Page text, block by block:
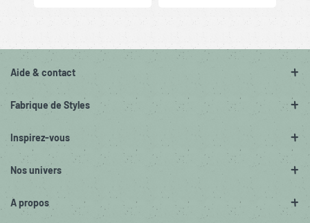
Aide & contact
Fabrique de Styles
Inspirez-vous
Nos univers
A propos